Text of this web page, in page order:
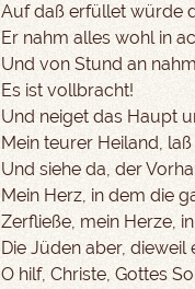
Auf daß erfüllet würde
Er nahm alles wohl in
Und von Stund an
Es ist vollbracht!
Und neiget das Haupt
Mein teurer Heiland,
Und siehe da, der
Mein Herz, in dem die
Zerfließe, mein Herze,
Die Jüden aber, dieweil
O hilf, Christe, Gottes